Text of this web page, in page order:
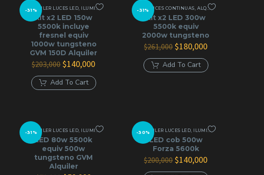
,LED COB
-31%
ALQUILER LUCES LED ILUMINACIÓN CONTINUA ,LED COB
kit x2 LED 150w
5500k incluye
fresnel equiv
1000w tungsteno
GVM 150D Alquiler
$203,000 El
precio
original
era:
$140,000El
actual
es:
Add To Cart
-31%
KIT LUCES CONTINUAS ALQUILER LUCES LED
Kit x2 LED 300w
5500k equiv
2000w tungsteno
$261,000 El
precio
original
era:
$180,000El
actual
es:
Add To Cart
,LED COB
-31%
ALQUILER LUCES LED ILUMINACIÓN CONTINUA ,LED COB
LED 80w 5500k
equiv 500w
tungsteno GVM
Alquiler
-30%
ALQUILER LUCES LED ILUMINACIÓN CONTINUA
LED cob 500w
Forza 5600k
$200,000 El
precio
$140,000El